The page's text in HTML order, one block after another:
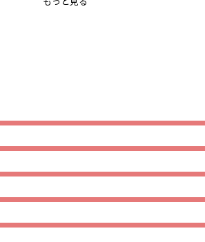
商品一覧】
切り替えカバーオール